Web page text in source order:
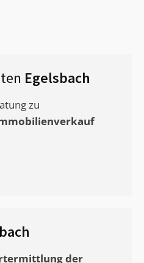
Egelsbach
zu
der